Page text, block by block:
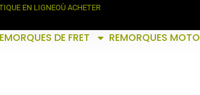
EN LIGNEOÙ ACHETER
DE FRET REMORQUES MOTO